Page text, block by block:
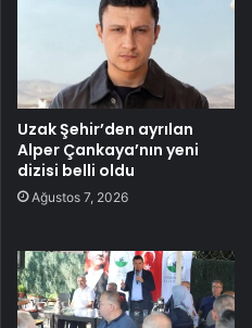
Uzak Şehir’den ayrılan
Alper Çankaya’nın yeni
dizisi belli oldu
Ağustos 7, 2026